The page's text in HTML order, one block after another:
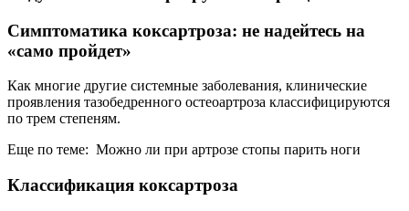
Симптоматика коксартроза: не надейтесь на
«само пройдет»
Как многие другие системные заболевания, клинические
проявления тазобедренного остеоартроза классифицируются
по трем степеням.
Еще по теме: Можно ли при артрозе стопы парить ноги
Классификация коксартроза